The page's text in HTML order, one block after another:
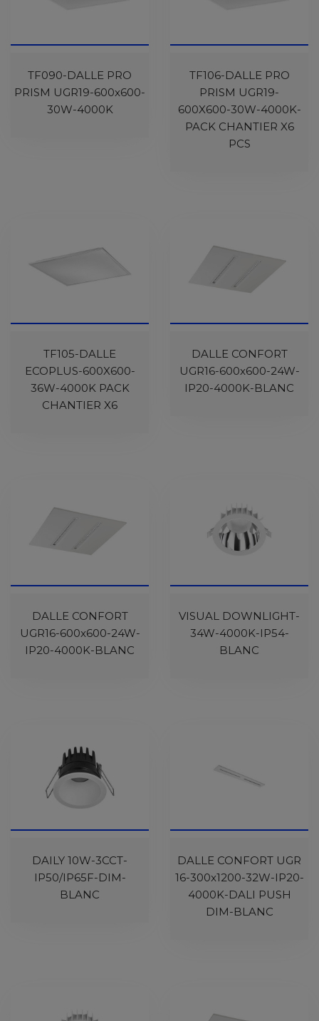
TF090-DALLE PRO
PRISM UGR19-600x600-
30W-4000K
TF106-DALLE PRO
PRISM UGR19-
600X600-30W-4000K-
PACK CHANTIER X6
PCS
TF105-DALLE
ECOPLUS-600X600-
36W-4000K PACK
CHANTIER X6
DALLE CONFORT
UGR16-600x600-24W-
IP20-4000K-BLANC
DALLE CONFORT
UGR16-600x600-24W-
IP20-4000K-BLANC
VISUAL DOWNLIGHT-
34W-4000K-IP54-
BLANC
DAILY 10W-3CCT-
IP50/IP65F-DIM-
BLANC
DALLE CONFORT UGR
16-300x1200-32W-IP20-
4000K-DALI PUSH
DIM-BLANC